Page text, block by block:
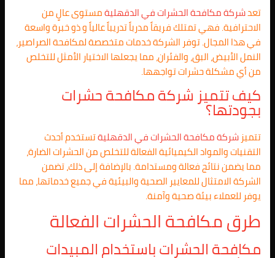
تعدشركة مكافحة الحشرات فيالدقهليةمستوى عالٍ من
الاحترافية. فهي تمتلك فريقاً مدرباً تدريباً عالياً و ذو خبرة واسعة
في هذا المجال. توفر الشركة خدمات متخصصة لمكافحة الصراصير،
النمل الأبيض، البق، والفئران، مما يجعلها الاختيار الأمثل للتخلص
من أي مشكلة حشرات تواجهها.
كيف تتميز شركة مكافحة حشرات
بجودتها؟
تتميز شركة مكافحة الحشرات فيالدقهليةتستخدم أحدث
التقنيات والمواد الكيميائية الفعالة للتخلص من الحشرات الضارة،
مما يضمن نتائج فعالة ومستدامة. بالإضافة إلى ذلك، تضمن
الشركة الامتثال للمعايير الصحية والبيئية في جميع خدماتها، مما
يوفر للعملاء بيئة صحية وآمنة.
طرق مكافحة الحشرات الفعالة
مكافحة الحشرات باستخدام المبيدات